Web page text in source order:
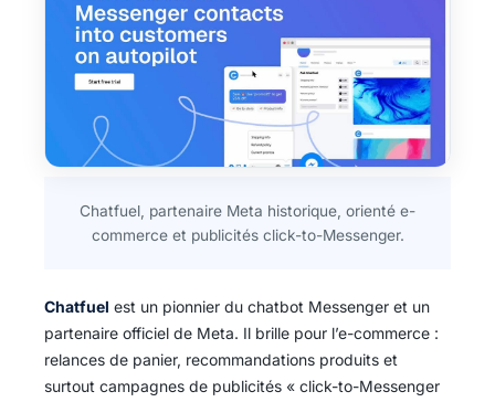
Chatfuel, partenaire Meta historique, orienté e-
commerce et publicités click-to-Messenger.
Chatfuel est un pionnier du chatbot Messenger et un
partenaire officiel de Meta. Il brille pour l’e-commerce :
relances de panier, recommandations produits et
surtout campagnes de publicités « click-to-Messenger